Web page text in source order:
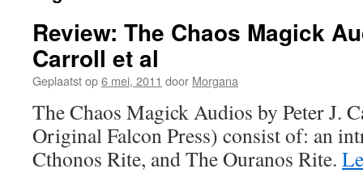
Review: The Chaos Magick
Carroll et al
Geplaatst op6 mei, 2011 door Morgana
The Chaos Magick Audios by Peter J.
Original Falcon Press) consist of: an
Cthonos Rite, and The Ouranos Rite.